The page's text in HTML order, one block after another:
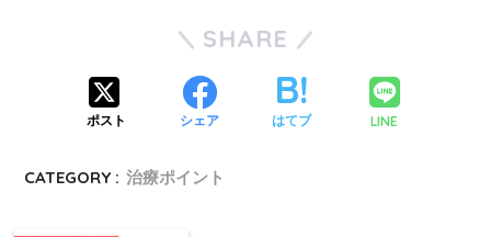
SHARE
ポスト シェア はてブ LINE
CATEGORY : 治療ポイント